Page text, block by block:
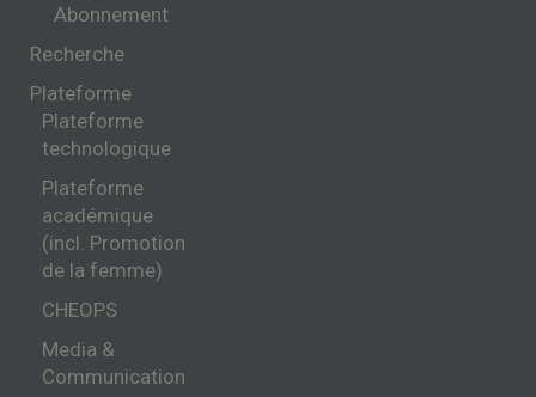
Abonnement
Recherche
Plateforme
Plateforme
technologique
Plateforme
académique
(incl. Promotion
de la femme)
CHEOPS
Media &
Communication